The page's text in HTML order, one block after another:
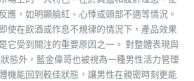
應，如明顯臉紅、心悸或頭部不適等情況。
使在飲酒或作息不規律的情況下，產品效果
它受到關注的重要原因之一。 對整體表現與
態外，藍金偉哥也被視為一種男性活力管理
機能回到較佳狀態，讓男性在親密時刻更能